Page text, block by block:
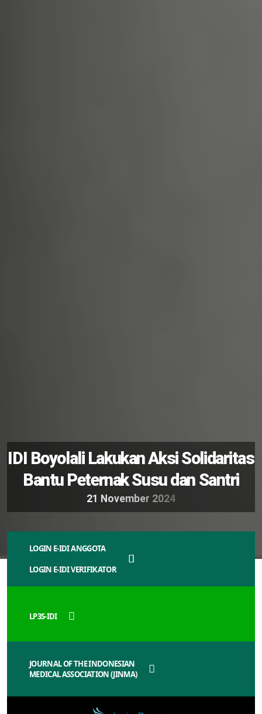
IDI Boyolali Lakukan Aksi Solidaritas
Bantu Peternak Susu dan Santri
21 N ovember 2024
LOGIN E-IDI ANGGOTA
LOGIN E-IDI VERIFIKATOR
LP3S-IDI
JOURNAL OF THE INDONESIAN
MEDICAL ASSOCIATION (JINMA)